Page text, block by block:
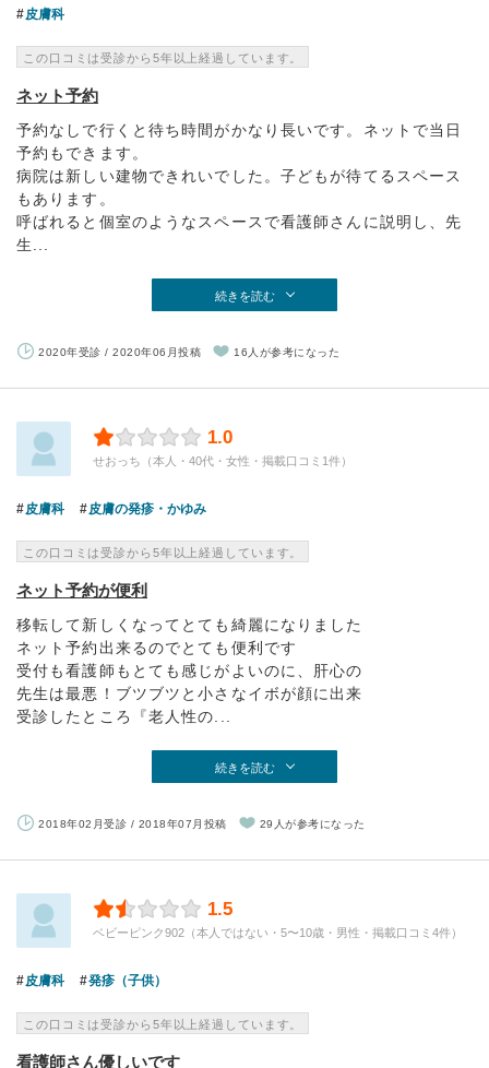
皮膚科
この口コミは受診から5年以上経過しています。
ネット予約
予約なしで行くと待ち時間がかなり長いです。ネットで当日
予約もできます。
病院は新しい建物できれいでした。子どもが待てるスペース
もあります。
呼ばれると個室のようなスペースで看護師さんに説明し、先
生...
続きを読む
2020年受診 / 2020年06月投稿 16人が参考になった
1.0
せおっち（本人・40代・女性・掲載口コミ1件）
皮膚科 皮膚の発疹・かゆみ
この口コミは受診から5年以上経過しています。
ネット予約が便利
移転して新しくなってとても綺麗になりました
ネット予約出来るのでとても便利です
受付も看護師もとても感じがよいのに、肝心の
先生は最悪！ブツブツと小さなイボが顔に出来
受診したところ『老人性の...
続きを読む
2018年02月受診 / 2018年07月投稿 29人が参考になった
1.5
ベビーピンク902（本人ではない・5〜10歳・男性・掲載口コミ4件）
皮膚科 発疹（子供）
この口コミは受診から5年以上経過しています。
看護師さん優しいです